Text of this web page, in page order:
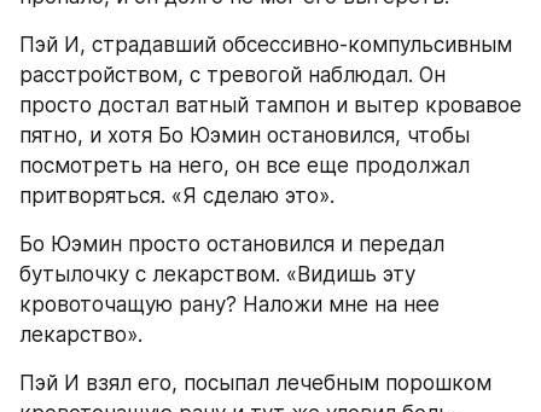
Пэй И, страдавший обсессивно-компульсивным
расстройством, с тревогой наблюдал. Он
просто достал ватный тампон и вытер кровавое
пятно, и хотя Бо Юэмин остановился, чтобы
посмотреть на него, он все еще продолжал
притворяться. «Я сделаю это».
Бо Юэмин просто остановился и передал
бутылочку с лекарством. «Видишь эту
кровоточащую рану? Наложи мне на нее
лекарство».
Пэй И взял его, посыпал лечебным порошком